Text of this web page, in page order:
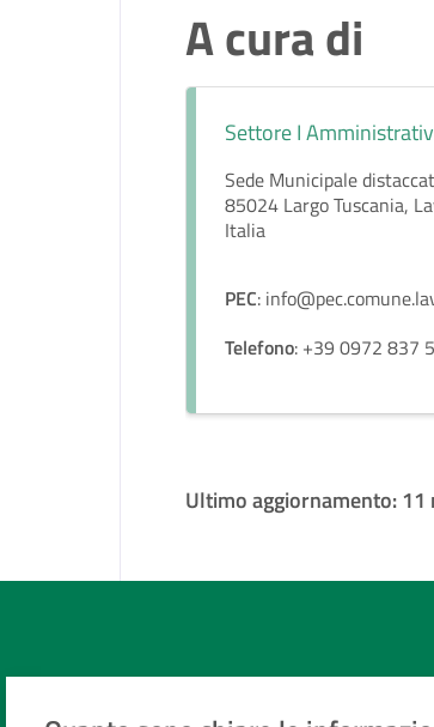
A cura di
Settore I
Sede Municipale
85024 Largo Tuscania,
Italia
PEC:
Telefono: +39 0972 837
Ultimo aggiornamento:11